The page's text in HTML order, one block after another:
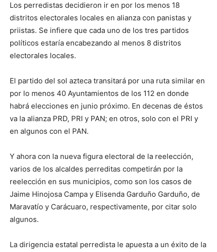
Los perredistas decidieron ir en por los menos 18
distritos electorales locales en alianza con panistas y
priistas. Se infiere que cada uno de los tres partidos
políticos estaría encabezando al menos 8 distritos
electorales locales.
El partido del sol azteca transitará por una ruta similar en
por lo menos 40 Ayuntamientos de los 112 en donde
habrá elecciones en junio próximo. En decenas de éstos
va la alianza PRD, PRI y PAN; en otros, solo con el PRI y
en algunos con el PAN.
Y ahora con la nueva figura electoral de la reelección,
varios de los alcaldes perreditas competirán por la
reelección en sus municipios, como son los casos de
Jaime Hinojosa Campa y Elisenda Garduño Garduño, de
Maravatío y Carácuaro, respectivamente, por citar solo
algunos.
La dirigencia estatal perredista le apuesta a un éxito de la